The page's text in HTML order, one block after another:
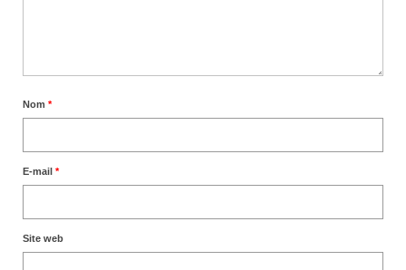
Nom *
E-mail *
Site web